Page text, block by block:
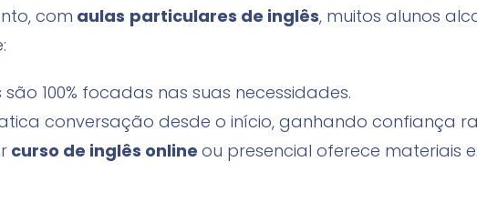
com aulas particulares de inglês, muitos alunos
são 100% focadas nas suas necessidades.
conversação desde o início, ganhando confiança
curso de inglês online ou presencial oferece materiais